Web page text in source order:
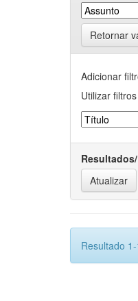
Retornar
Adicionar
Utilizar
Resultado